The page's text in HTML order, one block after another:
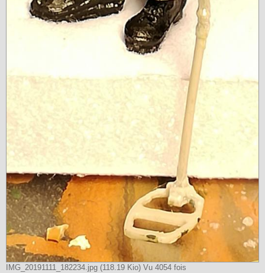
IMG_20191111_182234.jpg (118.19 Kio) Vu 4054 fois